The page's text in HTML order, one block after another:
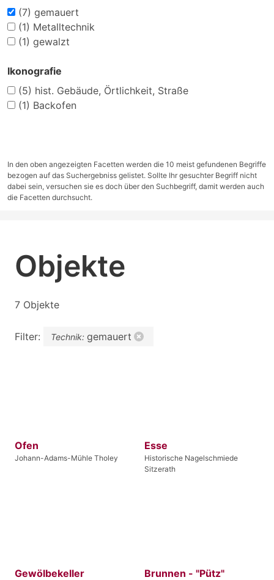
(7) gemauert
(1) Metalltechnik
(1) gewalzt
Ikonografie
(5) hist. Gebäude, Örtlichkeit, Straße
(1) Backofen
In den oben angezeigten Facetten werden die 10 meist gefundenen Begriffe
bezogen auf das Suchergebniss gelistet. Sollte Ihr gesuchter Begriff nicht
dabei sein, versuchen sie es doch über den Suchbegriff, damit werden auch
die Facetten durchsucht.
Objekte
7 Objekte
Filter: Technik: gemauert
Ofen
Johann-Adams-Mühle Tholey
Esse
Historische Nagelschmiede
Sitzerath
Gewölbekeller Brunnen - "Pütz"